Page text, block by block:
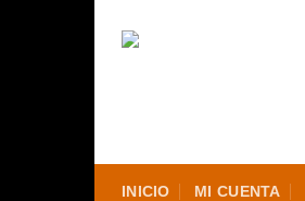
INICIO MI CUENTA